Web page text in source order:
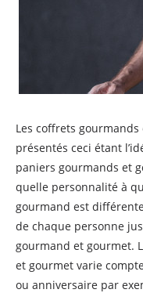
Les coffrets
présentés ceci étant
paniers gourmands et
quelle personnalité à
gourmand est
de chaque personne
gourmand et gourmet.
et gourmet varie
ou anniversaire par